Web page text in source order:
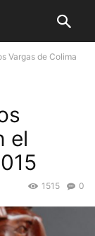
Vargas de Colima
el
0
1515